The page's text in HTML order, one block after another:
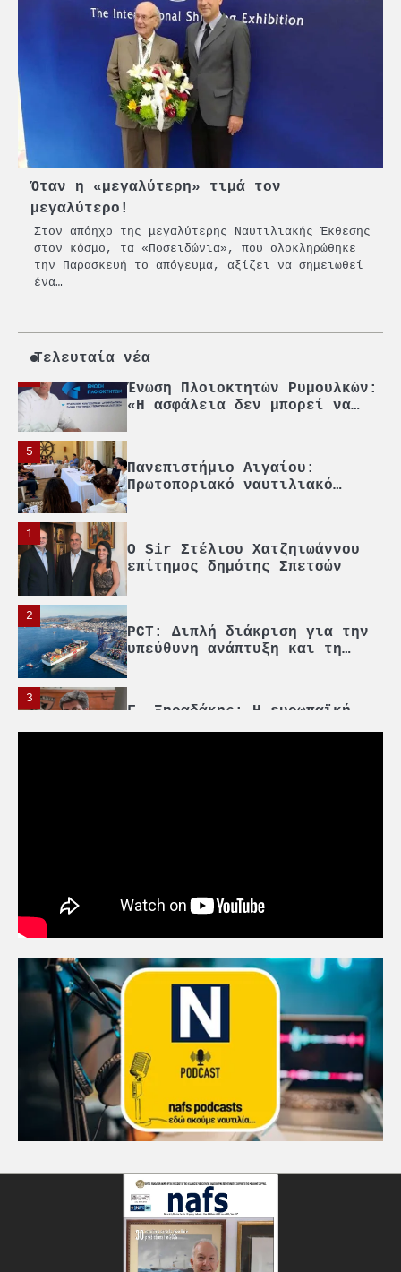
Όταν η «μεγαλύτερη» τιμά τον
μεγαλύτερο!
Στον απόηχο της μεγαλύτερης Ναυτιλιακής Έκθεσης
στον κόσμο, τα «Ποσειδώνια», που ολοκληρώθηκε
την Παρασκευή το απόγευμα, αξίζει να σημειωθεί
ένα…
Τελευταία νέα
«Η ασφάλεια δεν μπορεί να
αποτελεί αντικείμενο
πολιτικών συμβιβασμών»
Πανεπιστήμιο Αιγαίου:
Πρωτοποριακό ναυτιλιακό
strategic debate
O Sir Στέλιου Χατζηιωάννου
επίτημος δημότης Σπετσών
2
PCT: Διπλή διάκριση για την
υπεύθυνη ανάπτυξη και τη
βιώσιμη επιχειρηματικότητα
στρατηγική αυτονομία περνά
μέσα από τη ναυτιλία
Ένωση Πλοιοκτητών Ρυμουλκών:
«Η ασφάλεια δεν μπορεί να
5
Πανεπιστήμιο Αιγαίου:
Πρωτοποριακό ναυτιλιακό
1
O Sir Στέλιου Χατζηιωάννου
επίτημος δημότης Σπετσών
2
PCT: Διπλή διάκριση για την
υπεύθυνη ανάπτυξη και τη
3
Γ. Ξηραδάκης: Η ευρωπαϊκή
στρατηγική αυτονομία περνά
strategic debate